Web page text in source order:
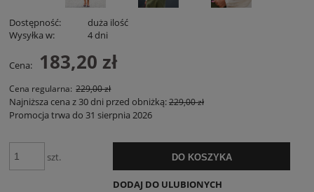
Dostępność:
duża ilość
Wysyłka w:
4 dni
Cena: 183,20 zł
Cena regularna: 229,00 zł
Najniższa cena z 30 dni przed obniżką:229,00 zł
Promocja trwa do 31 sierpnia 2026
szt. DO KOSZYKA
DODAJ DO ULUBIONYCH